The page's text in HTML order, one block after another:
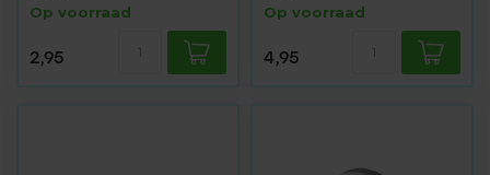
Op voorraad
2,95
Op voorraad
4,95